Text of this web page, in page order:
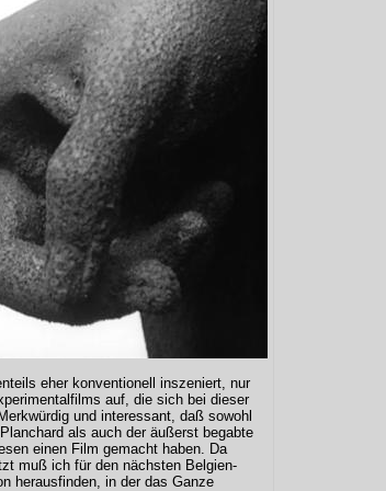
eher konventionell inszeniert, nur
auf, die sich bei dieser
und interessant, daß sowohl
als auch der äußerst begabte
einen Film gemacht haben. Da
muß ich für den nächsten Belgien-
herausfinden, in der das Ganze